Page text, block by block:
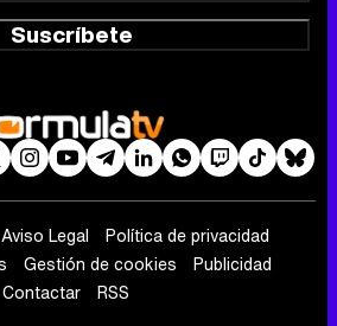
Suscríbete
Aviso Legal
Política de privacidad
Gestión de cookies
Publicidad
Contactar
RSS